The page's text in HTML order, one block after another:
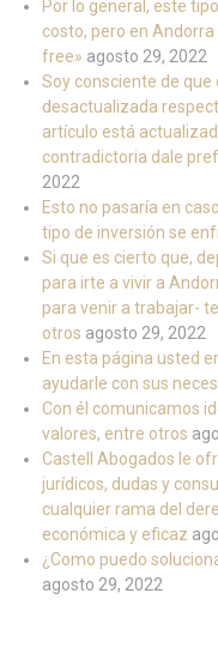
Por lo general, este
costo, pero en
free» agosto 29, 2022
Soy consciente de
desactualizada
artículo está
contradictoria dale
2022
Esto no pasaría en
tipo de inversión se
Si que es cierto que,
para irte a vivir a
para venir a trabajar-
otros agosto 29, 2022
En esta página usted
ayudarle con sus
Con él comunicamos
valores, entre otros
Castell Abogados le
jurídicos, dudas y
cualquier rama del
económica y eficaz
¿Como puedo
agosto 29, 2022